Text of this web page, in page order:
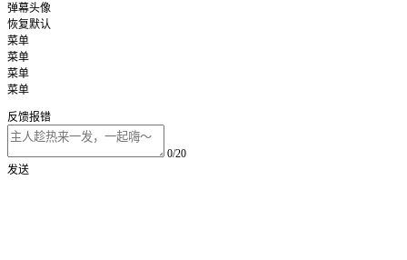
弹幕头像
恢复默认
菜单
菜单
菜单
菜单
反馈报错
0/20
发送